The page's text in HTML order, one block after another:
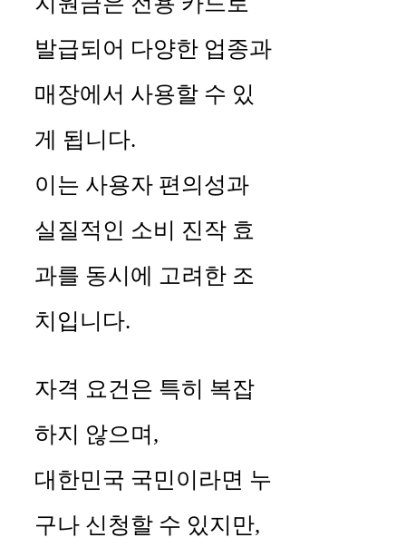
발급되어 다양한 업종과
매장에서 사용할 수 있
게 됩니다.
이는 사용자 편의성과
실질적인 소비 진작 효
과를 동시에 고려한 조
치입니다.
자격 요건은 특히 복잡
하지 않으며,
대한민국 국민이라면 누
구나 신청할 수 있지만,